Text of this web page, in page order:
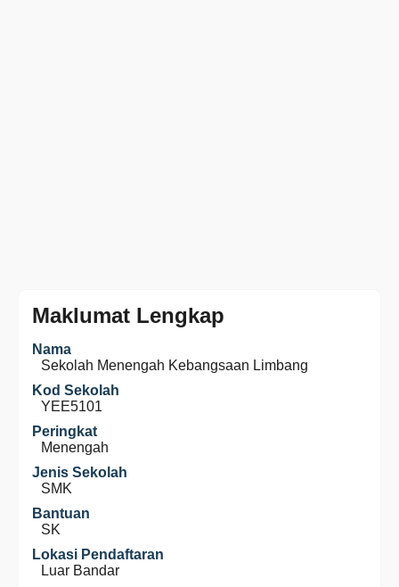
Maklumat Lengkap
Nama
Sekolah Menengah Kebangsaan Limbang
Kod Sekolah
YEE5101
Peringkat
Menengah
Jenis Sekolah
SMK
Bantuan
SK
Lokasi Pendaftaran
Luar Bandar